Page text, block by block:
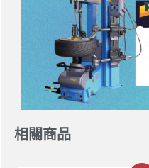
相關商品